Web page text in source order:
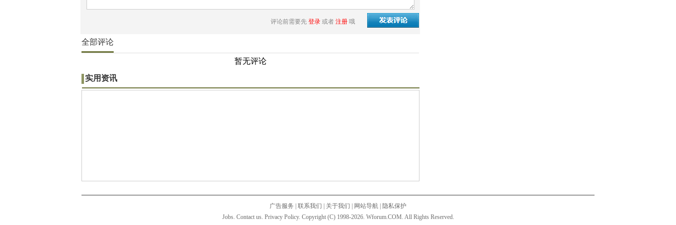
评论前需要先 登录 或者 注册 哦
全部评论
暂无评论
实用资讯
广告服务 联系我们 关于我们 网站导航
隐私保护
Jobs. Contact us. Privacy Policy. Copyright (C) 1998-2026. Wforum.COM. All Rights Reserved.